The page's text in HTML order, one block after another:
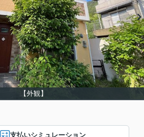
【外観】
支払いシミュレーション